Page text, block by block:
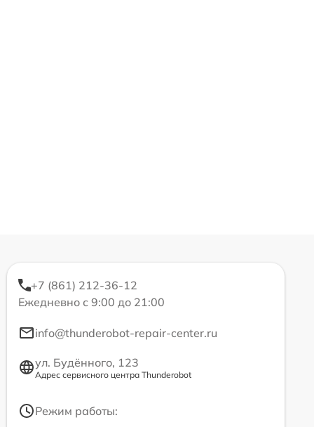
+7 (861) 212-36-12
Ежедневно с 9:00 до 21:00
info@thunderobot-repair-center.ru
ул. Будённого, 123
Адрес сервисного центра Thunderobot
Режим работы: